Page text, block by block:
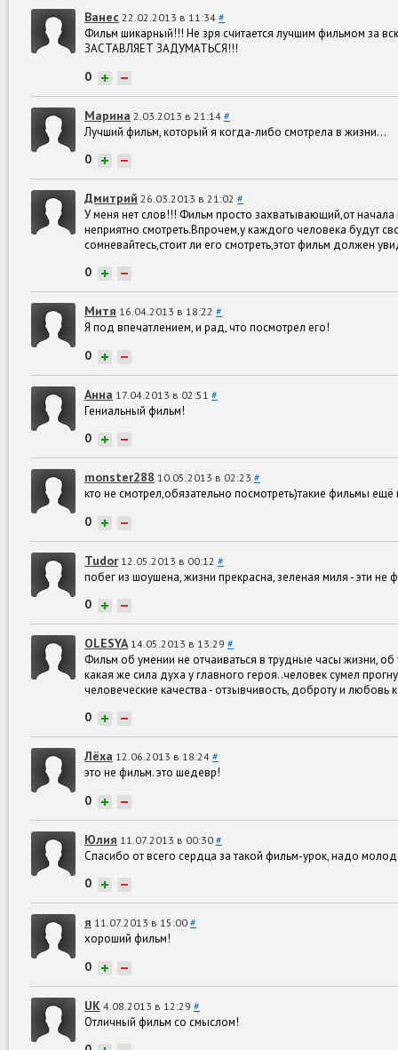
Ванес 22.02.2013 в 11:34 #
Фильм шикарный!!! Не зря считается лучшим фильмом
ЗАСТАВЛЯЕТ ЗАДУМАТЬСЯ!!!
0 + −
Марина 2.03.2013 в 21:14 #
Лучший фильм, который я когда-либо смотрела в жизни...
0 + −
Дмитрий 26.03.2013 в 21:02 #
У меня нет слов!!! Фильм просто захватывающий,от
неприятно смотреть.Впрочем,у каждого человека будут
сомневайтесь,стоит ли его смотреть,этот фильм должен
0 + −
Митя 16.04.2013 в 18:22 #
Я под впечатлением, и рад, что посмотрел его!
0 + −
Анна 17.04.2013 в 02:51 #
Гениальный фильм!
0 + −
monster288 10.05.2013 в 02:23 #
кто не смотрел,обязательно посмотреть)такие фильмы
0 + −
Tudor 12.05.2013 в 00:12 #
побег из шоушена, жизни прекрасна, зеленая миля - эти
0 + −
OLESYA 14.05.2013 в 13:29 #
Фильм об умении не отчаиваться в трудные часы жизни,
какая же сила духа у главного героя..человек сумел
человеческие качества - отзывчивость, доброту и
0 + −
Лёха 12.06.2013 в 18:24 #
это не фильм. это шедевр!
0 + −
Юлия 11.07.2013 в 00:30 #
Спасибо от всего сердца за такой фильм-урок, надо
0 + −
я 11.07.2013 в 15:00 #
хороший фильм!
0 + −
UK 4.08.2013 в 12:29 #
Отличный фильм со смыслом!